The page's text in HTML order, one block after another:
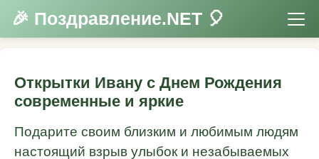
🎉 Поздравление.NET 🎈
Открытки Ивану с Днем Рождения
современные и яркие
Подарите своим близким и любимым людям
настоящий взрыв улыбок и незабываемых